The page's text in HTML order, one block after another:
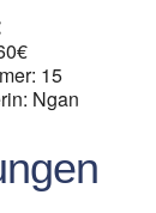
15
Ngan